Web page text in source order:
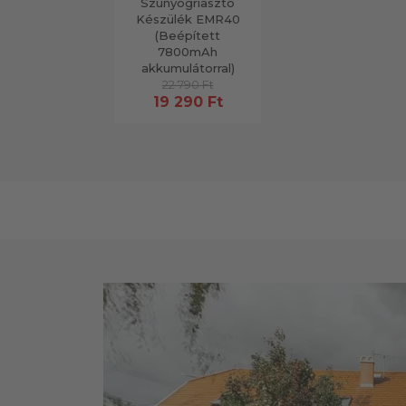
Készülék EMR40
(Beépített
7800mAh
akkumulátorral)
22 790 Ft
19 290 Ft